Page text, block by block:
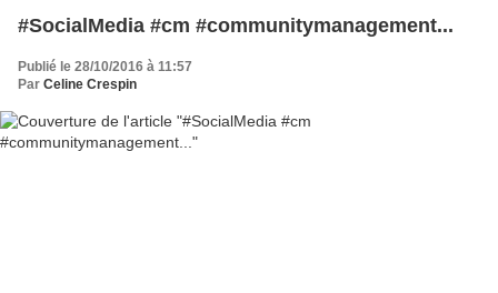
#SocialMedia #cm #communitymanagement...
Publié le 28/10/2016 à 11:57
Par Celine Crespin